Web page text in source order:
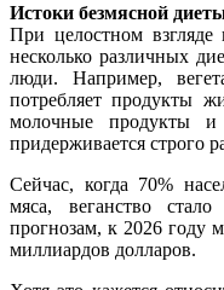
Истоки безмясной
При целостном взгляде
несколько различных
люди. Например,
потребляет продукты
молочные продукты
придерживается строго
Сейчас, когда 70%
мяса, веганство
прогнозам, к 2026 году
миллиардов долларов.